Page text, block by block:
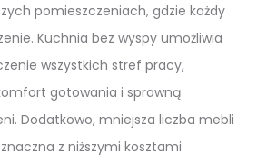
pomieszczeniach, gdzie każdy
Kuchnia bez wyspy umożliwia
wszystkich stref pracy,
gotowania i sprawną
Dodatkowo, mniejsza liczba mebli
z niższymi kosztami